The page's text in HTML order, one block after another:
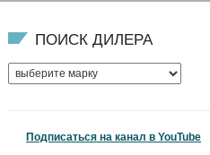
ПОИСК ДИЛЕРА
Подписаться на канал в YouTube